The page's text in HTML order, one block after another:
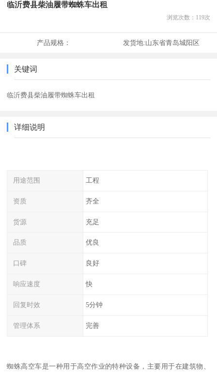
临沂费县柴油履带蜘蛛车出租
浏览次数： 119次
产品规格： 发货地:山东省青岛城阳区
关键词
临沂费县柴油履带蜘蛛车出租
详细说明
用途范围 工程
资质 齐全
货源 充足
品质 优良
口碑 良好
响应速度 快
回复时效 5分钟
管理体系 完善
蜘蛛高空车是一种用于高空作业的特种设备，主要用于在建筑物、